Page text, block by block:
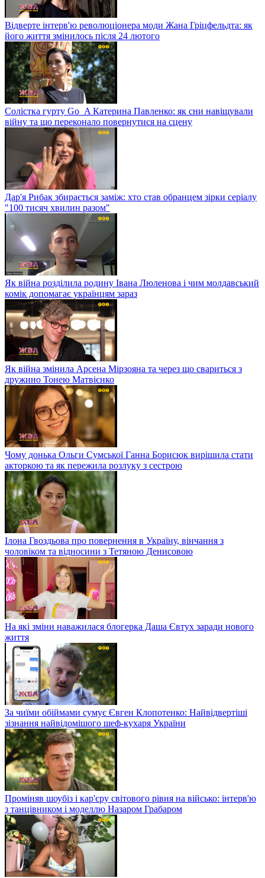
Відверте інтерв'ю революціонера моди Жана Гріцфельдта: як
його життя змінилось після 24 лютого
Солістка гурту Go_A Катерина Павленко: як сни навіщували
війну та що переконало повернутися на сцену
Дар'я Рибак збирається заміж: хто став обранцем зірки серіалу
"100 тисяч хвилин разом"
Як війна розділила родину Івана Люленова і чим молдавський
комік допомагає українцям зараз
Як війна змінила Арсена Мірзояна та через що свариться з
дружино Тонею Матвієнко
Чому донька Ольги Сумської Ганна Борисюк вирішила стати
акторкою та як пережила розлуку з сестрою
Ілона Гвоздьова про повернення в Україну, вінчання з
чоловіком та відносини з Тетяною Денисовою
На які зміни наважилася блогерка Даша Євтух заради нового
життя
За чиїми обіймами сумує Євген Клопотенко: Найвідвертіші
зізнання найвідомішого шеф-кухаря України
Проміняв шоубіз і кар'єру світового рівня на військо: інтерв'ю
з танцівником і моделлю Назаром Грабаром